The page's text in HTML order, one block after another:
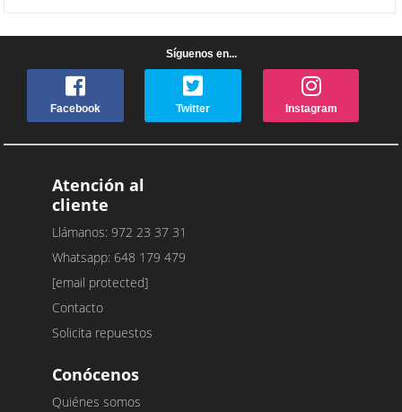
Síguenos en...
Facebook Twitter Instagram
Atención al
cliente
Llámanos: 972 23 37 31
Whatsapp: 648 179 479
[email protected]
Contacto
Solicita repuestos
Conócenos
Quiénes somos